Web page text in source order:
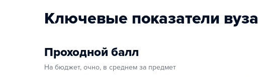
Ключевые показатели вуза
Проходной балл
На бюджет, очно, в среднем за предмет